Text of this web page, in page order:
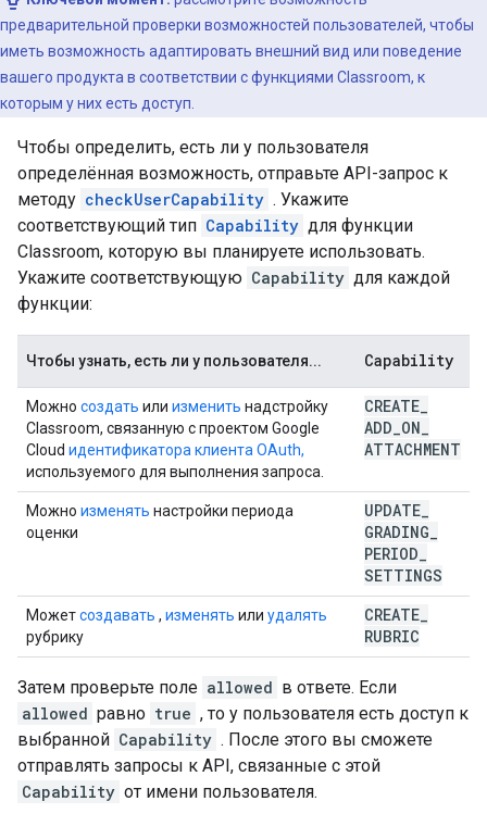
предварительной проверки возможностей пользователей, чтобы
иметь возможность адаптировать внешний вид или поведение
вашего продукта в соответствии с функциями Classroom, к
которым у них есть доступ.
Чтобы определить, есть ли у пользователя
определённая возможность, отправьте API-запрос к
методу checkUserCapability . Укажите
соответствующий тип Capability для функции
Classroom, которую вы планируете использовать.
Укажите соответствующую Capability для каждой
функции:
Чтобы узнать, есть ли у пользователя... Capability
Можно создать или изменить надстройку
Classroom, связанную с проектом Google
Cloud идентификатора клиента OAuth,
используемого для выполнения запроса.
CREATE
ADD ON
ATTACHMENT
Можно изменять настройки периода
оценки
UPDATE
GRADING
PERIOD
SETTINGS
Можетсоздавать , изменять или удалять
рубрику
CREATE
RUBRIC
Затем проверьте поле allowed в ответе. Если
allowed равно true , то у пользователя есть доступ к
выбранной Capability . После этого вы сможете
отправлять запросы к API, связанные с этой
Capability от имени пользователя.